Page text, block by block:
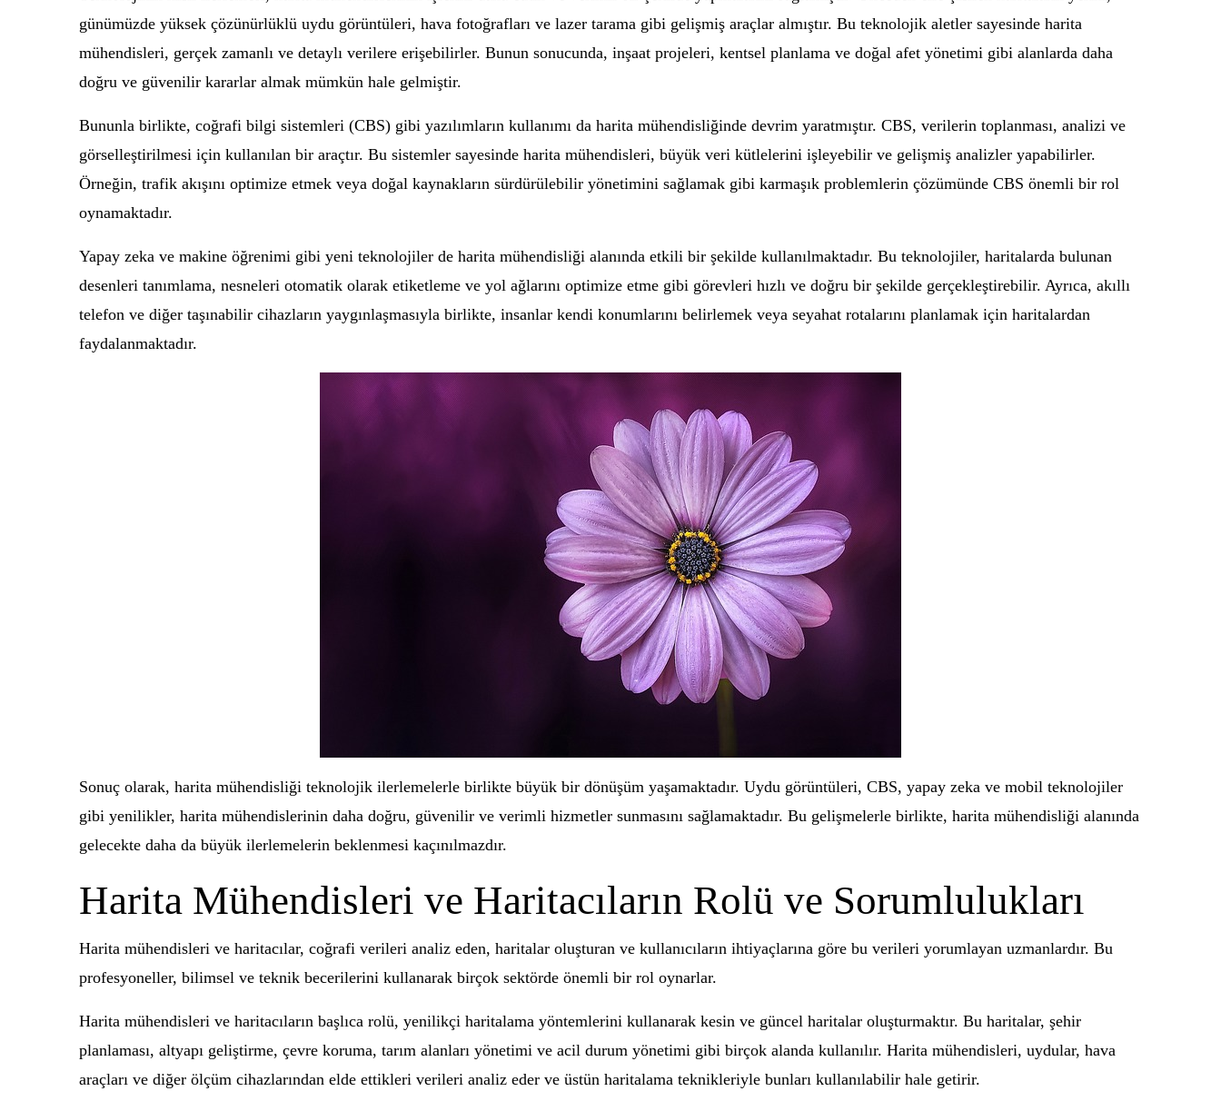
günümüzde yüksek çözünürlüklü uydu görüntüleri, hava fotoğrafları ve lazer tarama gibi gelişmiş araçlar almıştır. Bu teknolojik aletler sayesinde harita
mühendisleri, gerçek zamanlı ve detaylı verilere erişebilirler. Bunun sonucunda, inşaat projeleri, kentsel planlama ve doğal afet yönetimi gibi alanlarda daha
doğru ve güvenilir kararlar almak mümkün hale gelmiştir.
Bununla birlikte, coğrafi bilgi sistemleri (CBS) gibi yazılımların kullanımı da harita mühendisliğinde devrim yaratmıştır. CBS, verilerin toplanması, analizi ve
görselleştirilmesi için kullanılan bir araçtır. Bu sistemler sayesinde harita mühendisleri, büyük veri kütlelerini işleyebilir ve gelişmiş analizler yapabilirler.
Örneğin, trafik akışını optimize etmek veya doğal kaynakların sürdürülebilir yönetimini sağlamak gibi karmaşık problemlerin çözümünde CBS önemli bir rol
oynamaktadır.
Yapay zeka ve makine öğrenimi gibi yeni teknolojiler de harita mühendisliği alanında etkili bir şekilde kullanılmaktadır. Bu teknolojiler, haritalarda bulunan
desenleri tanımlama, nesneleri otomatik olarak etiketleme ve yol ağlarını optimize etme gibi görevleri hızlı ve doğru bir şekilde gerçekleştirebilir. Ayrıca, akıllı
telefon ve diğer taşınabilir cihazların yaygınlaşmasıyla birlikte, insanlar kendi konumlarını belirlemek veya seyahat rotalarını planlamak için haritalardan
faydalanmaktadır.
Sonuç olarak, harita mühendisliği teknolojik ilerlemelerle birlikte büyük bir dönüşüm yaşamaktadır. Uydu görüntüleri, CBS, yapay zeka ve mobil teknolojiler
gibi yenilikler, harita mühendislerinin daha doğru, güvenilir ve verimli hizmetler sunmasını sağlamaktadır. Bu gelişmelerle birlikte, harita mühendisliği alanında
gelecekte daha da büyük ilerlemelerin beklenmesi kaçınılmazdır.
Harita Mühendisleri ve Haritacıların Rolü ve Sorumlulukları
Harita mühendisleri ve haritacılar, coğrafi verileri analiz eden, haritalar oluşturan ve kullanıcıların ihtiyaçlarına göre bu verileri yorumlayan uzmanlardır. Bu
profesyoneller, bilimsel ve teknik becerilerini kullanarak birçok sektörde önemli bir rol oynarlar.
Harita mühendisleri ve haritacıların başlıca rolü, yenilikçi haritalama yöntemlerini kullanarak kesin ve güncel haritalar oluşturmaktır. Bu haritalar, şehir
planlaması, altyapı geliştirme, çevre koruma, tarım alanları yönetimi ve acil durum yönetimi gibi birçok alanda kullanılır. Harita mühendisleri, uydular, hava
araçları ve diğer ölçüm cihazlarından elde ettikleri verileri analiz eder ve üstün haritalama teknikleriyle bunları kullanılabilir hale getirir.